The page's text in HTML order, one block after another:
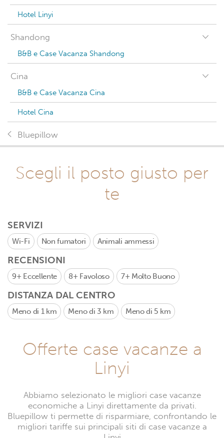
Hotel Linyi
Shandong
B&B e Case Vacanza Shandong
Cina
B&B e Case Vacanza Cina
Hotel Cina
Bluepillow
Scegli il posto giusto per
te
SERVIZI
Wi-Fi Non fumatori Animali ammessi
RECENSIONI
9+ Eccellente 8+ Favoloso 7+ Molto Buono
DISTANZA DAL CENTRO
Meno di 1 km Meno di 3 km Meno di 5 km
Offerte case vacanze a
Linyi
Abbiamo selezionato le migliori case vacanze
economiche a Linyi direttamente da privati.
Bluepillow ti permette di risparmiare, confrontando le
migliori tariffe sui principali siti di case vacanze a